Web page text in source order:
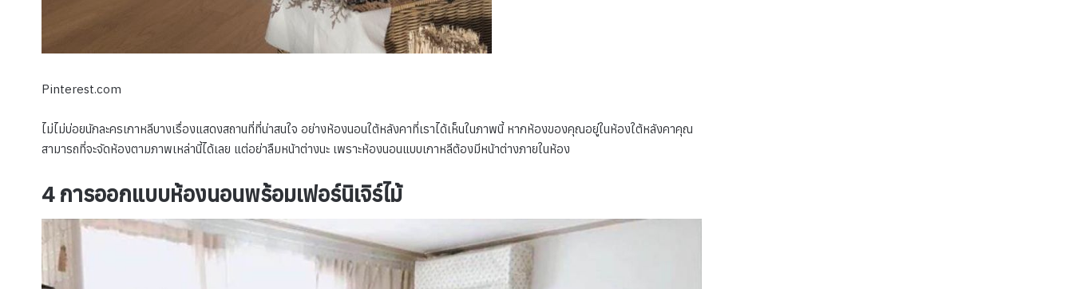
Pinterest.com
ไม่ไม่บ่อยนักละครเกาหลีบางเรื่องแสดงสถานที่ที่น่าสนใจ อย่างห้องนอนใต้หลังคาที่เราได้เห็นในภาพนี้ หากห้องของคุณอยู่ในห้องใต้หลังคาคุณ
สามารถที่จะจัดห้องตามภาพเหล่านี้ได้เลย แต่อย่าลืมหน้าต่างนะ เพราะห้องนอนแบบเกาหลีต้องมีหน้าต่างภายในห้อง
4 การออกแบบห้องนอนพร้อมเฟอร์นิเจิร์ไม้